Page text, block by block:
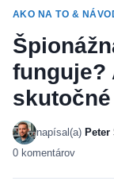
AKO NA TO &
funguje?
napísal(a) Peter
0 komentárov